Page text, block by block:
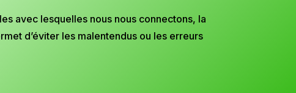
avec lesquelles nous nous connectons, la
d’éviter les malentendus ou les erreurs